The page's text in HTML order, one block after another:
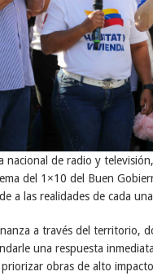
nacional de radio y
del 1×10 del Buen
a las realidades de cada
a través del territorio,
una respuesta
obras de alto